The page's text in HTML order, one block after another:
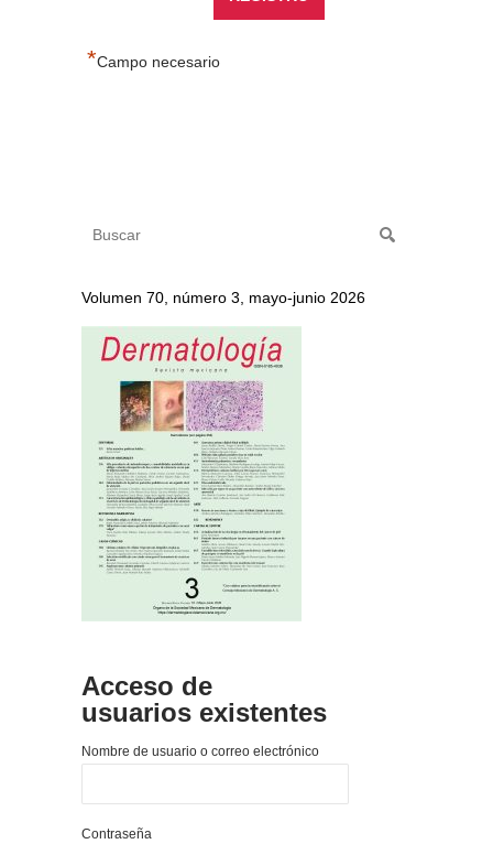
*Campo necesario
Volumen 70, número 3, mayo-junio 2026
Acceso de
usuarios existentes
Nombre de usuario o correo electrónico
Contraseña